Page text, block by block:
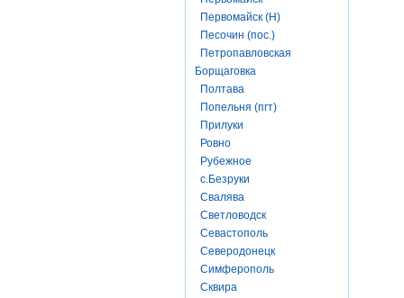
Первомайск (Н)
Песочин (пос.)
Петропавловская
Борщаговка
Полтава
Попельня (пгт)
Прилуки
Ровно
Рубежное
с.Безруки
Свалява
Светловодск
Севастополь
Северодонецк
Симферополь
Сквира